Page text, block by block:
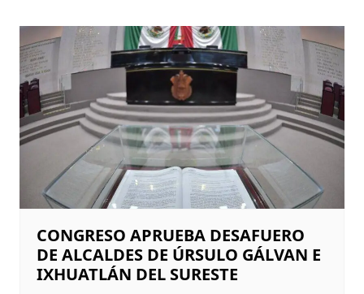
CONGRESO APRUEBA DESAFUERO
DE ALCALDES DE ÚRSULO GÁLVAN E
IXHUATLÁN DEL SURESTE